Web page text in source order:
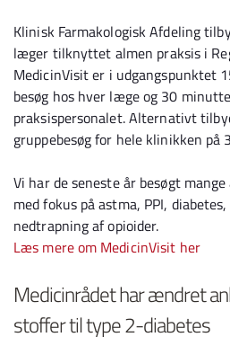
Klinisk Farmakologisk Afdeling
læger tilknyttet almen praksis i
MedicinVisit er i udgangspunktet
besøg hos hver læge og 30
praksispersonalet. Alternativt
gruppebesøg for hele klinikken på
Vi har de seneste år besøgt
med fokus på astma, PPI,
nedtrapning af opioider.
Læs mere om MedicinVisit her
Medicinrådet har ændret
stoffer til type 2-diabetes